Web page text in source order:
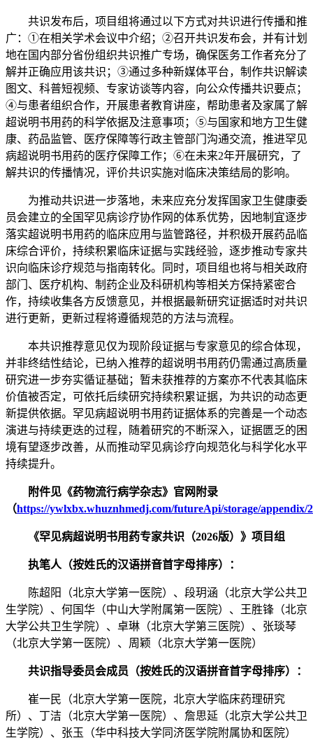
共识发布后，项目组将通过以下方式对共识进行传播和推
广：①在相关学术会议中介绍；②召开共识发布会，并有计划
地在国内部分省份组织共识推广专场，确保医务工作者充分了
解并正确应用该共识；③通过多种新媒体平台，制作共识解读
图文、科普短视频、专家访谈等内容，向公众传播共识要点；
④与患者组织合作，开展患者教育讲座，帮助患者及家属了解
超说明书用药的科学依据及注意事项；⑤与国家和地方卫生健
康、药品监管、医疗保障等行政主管部门沟通交流，推进罕见
病超说明书用药的医疗保障工作；⑥在未来2年开展研究，了
解共识的传播情况，评价共识实施对临床决策结局的影响。
为推动共识进一步落地，未来应充分发挥国家卫生健康委
员会建立的全国罕见病诊疗协作网的体系优势，因地制宜逐步
落实超说明书用药的临床应用与监管路径，并积极开展药品临
床综合评价，持续积累临床证据与实践经验，逐步推动专家共
识向临床诊疗规范与指南转化。同时，项目组也将与相关政府
部门、医疗机构、制药企业及科研机构等相关方保持紧密合
作，持续收集各方反馈意见，并根据最新研究证据适时对共识
进行更新，更新过程将遵循规范的方法与流程。
本共识推荐意见仅为现阶段证据与专家意见的综合体现，
并非终结性结论，已纳入推荐的超说明书用药仍需通过高质量
研究进一步夯实循证基础；暂未获推荐的方案亦不代表其临床
价值被否定，可依托后续研究持续积累证据，为共识的动态更
新提供依据。罕见病超说明书用药证据体系的完善是一个动态
演进与持续更迭的过程，随着研究的不断深入，证据匮乏的困
境有望逐步改善，从而推动罕见病诊疗向规范化与科学化水平
持续提升。
附件见《药物流行病学杂志》官网附录
（https://ywlxbx.whuznhmedj.com/futureApi/storage/appendix/
《罕见病超说明书用药专家共识（2026版）》项目组
执笔人（按姓氏的汉语拼音首字母排序）：
陈超阳（北京大学第一医院）、段玥涵（北京大学公共卫
生学院）、何国华（中山大学附属第一医院）、王胜锋（北京
大学公共卫生学院）、卓琳（北京大学第三医院）、张琰琴
（北京大学第一医院）、周颖（北京大学第一医院）
共识指导委员会成员（按姓氏的汉语拼音首字母排序）：
崔一民（北京大学第一医院，北京大学临床药理研究
所）、丁洁（北京大学第一医院）、詹思延（北京大学公共卫
生学院）、张玉（华中科技大学同济医学院附属协和医院）